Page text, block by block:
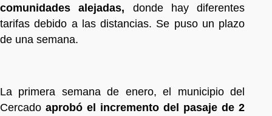
comunidades alejadas, donde hay diferentes
tarifas debido a las distancias. Se puso un plazo
de una semana.
La primera semana de enero, el municipio del
Cercado aprobó el incremento del pasaje de 2